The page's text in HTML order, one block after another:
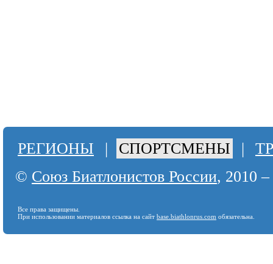
РЕГИОНЫ | СПОРТСМЕНЫ |
© Союз Биатлонистов России, 2010
Все права защищены.
При использовании материалов ссылка на сайт base.biathlonrus.com обязательна.